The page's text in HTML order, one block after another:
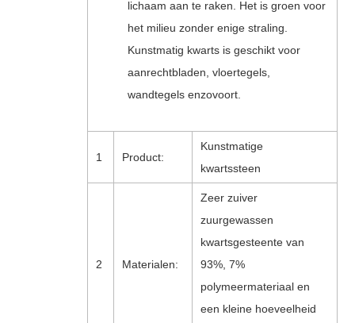
lichaam aan te raken. Het is groen voor
het milieu zonder enige straling.
Kunstmatig kwarts is geschikt voor
aanrechtbladen, vloertegels,
wandtegels enzovoort.
1 Product:
Kunstmatige
kwartssteen
2 Materialen:
Zeer zuiver
zuurgewassen
kwartsgesteente van
93%, 7%
polymeermateriaal en
een kleine hoeveelheid